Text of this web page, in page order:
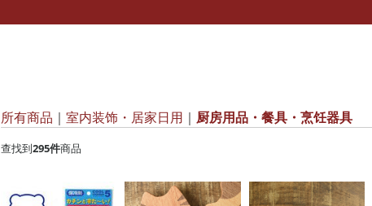
所有商品 室内装饰・居家日用 厨房用品・餐具・烹饪器具
查找到295件商品